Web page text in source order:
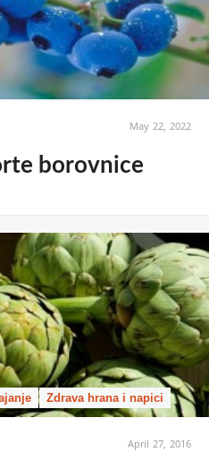
May 22, 2022
borovnice
Zdrava hrana i napici
April 27, 2016